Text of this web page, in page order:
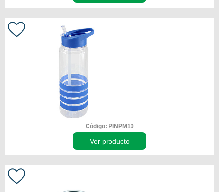
Código: PINPM10
Ver producto